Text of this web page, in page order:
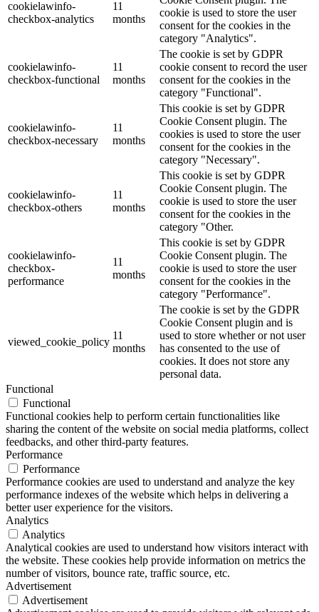
cookielawinfo-
checkbox-analytics
11
months
cookie is used to store the user
consent for the cookies in the
category "Analytics".
cookielawinfo-
checkbox-functional
11
months
The cookie is set by GDPR
cookie consent to record the user
consent for the cookies in the
category "Functional".
cookielawinfo-
checkbox-necessary
11
months
This cookie is set by GDPR
Cookie Consent plugin. The
cookies is used to store the user
consent for the cookies in the
category "Necessary".
cookielawinfo-
checkbox-others
11
months
This cookie is set by GDPR
Cookie Consent plugin. The
cookie is used to store the user
consent for the cookies in the
category "Other.
cookielawinfo-
checkbox-
performance
11
months
This cookie is set by GDPR
Cookie Consent plugin. The
cookie is used to store the user
consent for the cookies in the
category "Performance".
viewed_cookie_policy
11
months
The cookie is set by the GDPR
Cookie Consent plugin and is
used to store whether or not user
has consented to the use of
cookies. It does not store any
personal data.
Functional
Functional
Functional cookies help to perform certain functionalities like
sharing the content of the website on social media platforms, collect
feedbacks, and other third-party features.
Performance
Performance
Performance cookies are used to understand and analyze the key
performance indexes of the website which helps in delivering a
better user experience for the visitors.
Analytics
Analytics
Analytical cookies are used to understand how visitors interact with
the website. These cookies help provide information on metrics the
number of visitors, bounce rate, traffic source, etc.
Advertisement
Advertisement